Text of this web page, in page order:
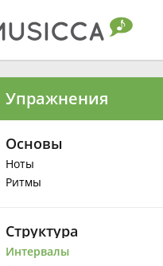
Dansk
Deutsch
Упражнения
Основы
Ноты
Ритмы
Структура
Интервалы